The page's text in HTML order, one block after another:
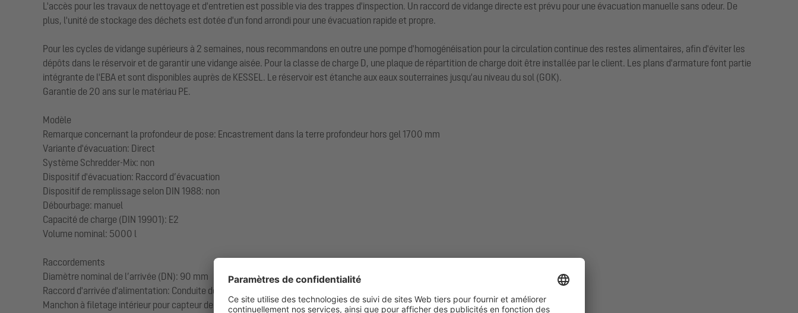
L'accès pour les travaux de nettoyage et d'entretien est possible via des trappes d'inspection. Un raccord de vidange directe est prévu pour une évacuation manuelle sans odeur. De
plus, l'unité de stockage des déchets est dotée d'un fond arrondi pour une évacuation rapide et propre.
Pour les cycles de vidange supérieurs à 2 semaines, nous recommandons en outre une pompe d'homogénéisation pour la circulation continue des restes alimentaires, afin d'éviter les
dépôts dans le réservoir et de garantir une vidange aisée. Pour la classe de charge D, une plaque de répartition de charge doit être installée par le client. Les plans d'armature font partie
intégrante de l'EBA et sont disponibles auprès de KESSEL. Le réservoir est étanche aux eaux souterraines jusqu'au niveau du sol (GOK).
Garantie de 20 ans sur le matériau PE.
Modèle
Remarque concernant la profondeur de pose: Encastrement dans la terre profondeur hors gel 1700 mm
Variante d'évacuation: Direct
Système Schredder-Mix: non
Dispositif d'évacuation: Raccord d’évacuation
Dispositif de remplissage selon DIN 1988: non
Débourbage: manuel
Capacité de charge (DIN 19901): E2
Volume nominal: 5000 l
Raccordements
Diamètre nominal de l’arrivée (DN): 90 mm
Raccord d'arrivée d'alimentation: Conduite de refoulement en PE-HD ou PVC SDR 11 / PN 16
Manchon à filetage intérieur pour capteur de niveau (en option): 1 1/2"